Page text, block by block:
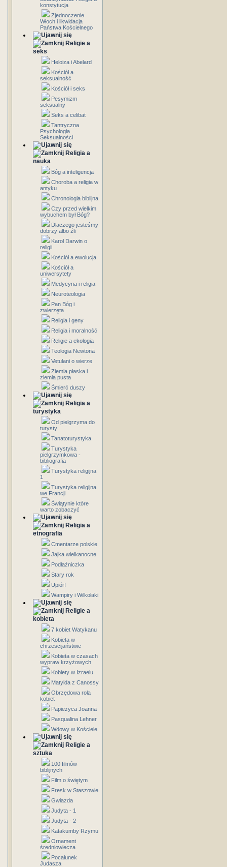
konstytucja
Zjednoczenie
Włoch i likwidacja
Państwa Kościelnego
Religie a
seks
Heloiza i Abelard
Kościół a
seksualność
Kościół i seks
Pesymizm
seksualny
Seks a celibat
Tantryczna
Psychologia
Seksualności
Religia a
nauka
Bóg a inteligencja
Choroba a religia w
antyku
Chronologia biblijna
Czy przed wielkim
wybuchem był Bóg?
Dlaczego jesteśmy
dobrzy albo źli
Karol Darwin o
religii
Kościół a ewolucja
Kościół a
uniwersytety
Medycyna i religia
Neuroteologia
Pan Bóg i
zwierzęta
Religia i geny
Religia i moralność
Religie a ekologia
Teologia Newtona
Vetulani o wierze
Ziemia płaska i
ziemia pusta
Śmierć duszy
Religia a
turystyka
Od pielgrzyma do
turysty
Tanatoturystyka
Turystyka
pielgrzymkowa -
bibliografia
Turystyka religijna
1
Turystyka religijna
we Francji
Świątynie które
warto zobaczyć
Religia a
etnografia
Cmentarze polskie
Jajka wielkanocne
Podłaźniczka
Stary rok
Upiór!
Wampiry i Wilkołaki
Religie a
kobieta
7 kobiet Watykanu
Kobieta w
chrzescijaństwie
Kobieta w czasach
wypraw krzyżowych
Kobiety w Izraelu
Matylda z Canossy
Obrzędowa rola
kobiet
Papieżyca Joanna
Pasqualina Lehner
Wdowy w Kościele
Religie a
sztuka
100 filmów
biblijnych
Film o świętym
Fresk w Staszowie
Gwiazda
Judyta - 1
Judyta - 2
Katakumby Rzymu
Ornament
średniowiecza
Pocałunek
Judasza